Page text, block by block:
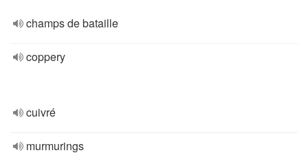
champs de bataille
coppery
cuivré
murmurings